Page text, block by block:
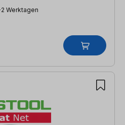
Werktagen